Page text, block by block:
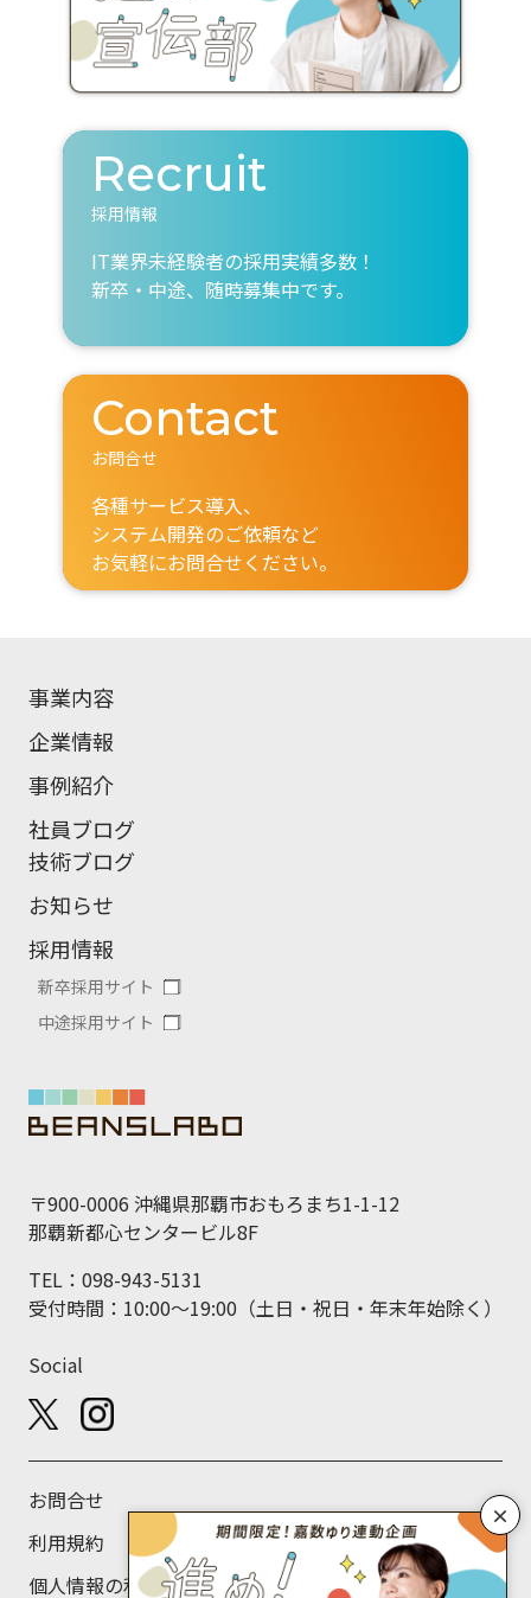
×
Recruit
採用情報
IT業界未経験者の採用実績多数！
新卒・中途、随時募集中です。
Contact
お問合せ
各種サービス導入、
システム開発のご依頼など
お気軽にお問合せください。
事業内容
企業情報
事例紹介
社員ブログ
技術ブログ
お知らせ
採用情報
新卒採用サイト
中途採用サイト
〒900-0006 沖縄県那覇市おもろまち1-1-12
那覇新都心センタービル8F
TEL：098-943-5131
受付時間：10:00～19:00（土日・祝日・年末年始除く）
Social
お問合せ
利用規約
個人情報の利用目的について